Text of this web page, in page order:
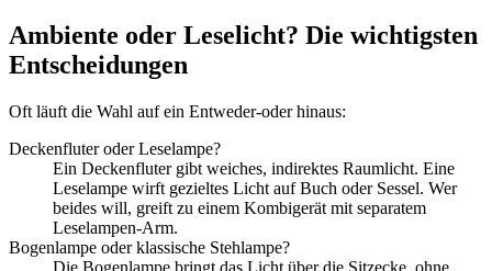
Ambiente oder Leselicht? Die wichtigsten
Entscheidungen
Oft läuft die Wahl auf ein Entweder-oder hinaus:
Deckenfluter oder Leselampe?
Ein Deckenfluter gibt weiches, indirektes Raumlicht. Eine
Leselampe wirft gezieltes Licht auf Buch oder Sessel. Wer
beides will, greift zu einem Kombigerät mit separatem
Leselampen-Arm.
Bogenlampe oder klassische Stehlampe?